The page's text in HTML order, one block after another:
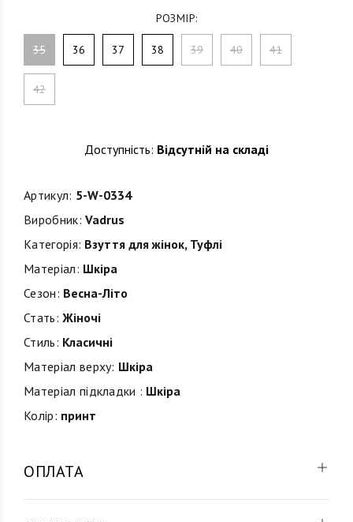
РОЗМІР:
35 36 37 38 39 40 41
42
Доступність: Відсутній на складі
Артикул: 5-W-0334
Виробник: Vadrus
Категорія: Взуття для жінок, Туфлі
Матеріал: Шкіра
Сезон: Весна-Літо
Стать: Жіночі
Стиль: Класичні
Матеріал верху: Шкіра
Матеріал підкладки : Шкіра
Колір: принт
ОПЛАТА